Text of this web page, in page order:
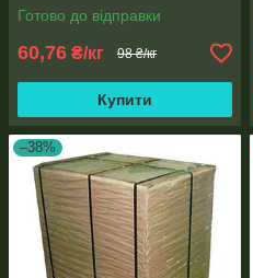
Готово до відправки
60,76 ₴/кг 98 ₴/кг
Купити
–38%